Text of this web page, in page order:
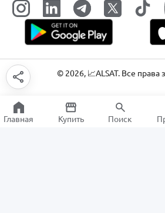
© 2026, 📈ALSAT. Все
Главная Купить Поиск